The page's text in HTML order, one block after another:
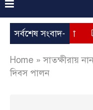
সর্বশেষ সংবাদ-
সমাপনী সভা
Home »সাতক্ষীরায়
দিবস পালন